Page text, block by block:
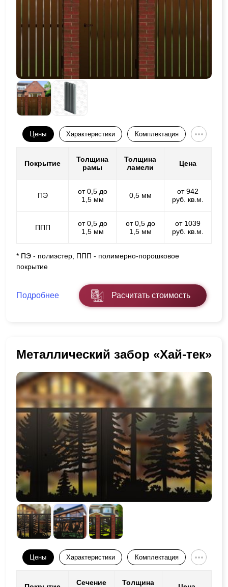
Цены Характеристики Комплектация
Покрытие
Толщина
рамы
Толщина
ламели
Цена
ПЭ
от 0,5 до
1,5 мм
0,5 мм
от 942
руб. кв.м.
ППП
от 0,5 до
1,5 мм
от 0,5 до
1,5 мм
от 1039
руб. кв.м.
* ПЭ - полиэстер, ППП - полимерно-порошковое
покрытие
Подробнее Расчитать стоимость
Металлический забор «Хай-тек»
Цены Характеристики Комплектация
Сечение
Толщина